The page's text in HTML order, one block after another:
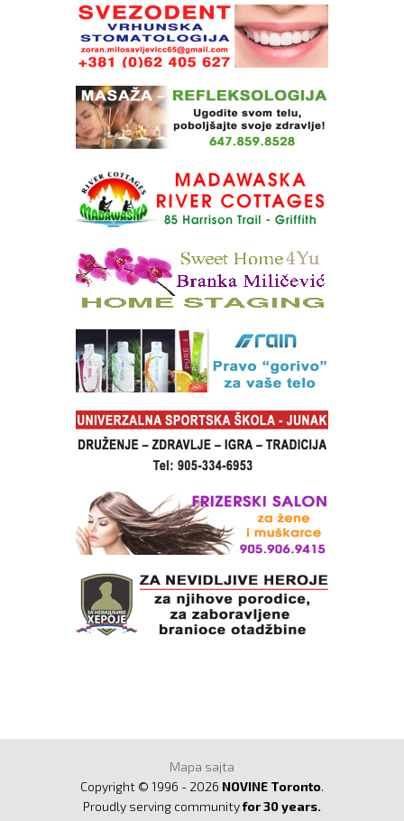
Mapa sajta
Copyright © 1996 - 2026 NOVINE Toronto.
Proudly serving communityfor 30 years.